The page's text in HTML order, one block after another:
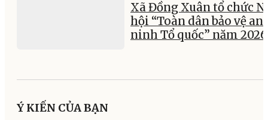
Xã Đồng Xuân tổ chức
hội “Toàn dân bảo vệ an
ninh Tổ quốc” năm 2026
Ý KIẾN CỦA BẠN